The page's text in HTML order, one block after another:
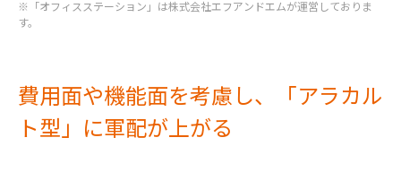
※「オフィスステーション」は株式会社エフアンドエムが運営しておりま
す。
費用面や機能面を考慮し、「アラカル
ト型」に軍配が上がる